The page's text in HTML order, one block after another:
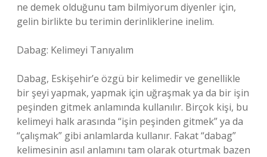
ne demek olduğunu tam bilmiyorum diyenler için,
gelin birlikte bu terimin derinliklerine inelim.
Dabag: Kelimeyi Tanıyalım
Dabag, Eskişehir’e özgü bir kelimedir ve genellikle
bir şeyi yapmak, yapmak için uğraşmak ya da bir işin
peşinden gitmek anlamında kullanılır. Birçok kişi, bu
kelimeyi halk arasında “işin peşinden gitmek” ya da
“çalışmak” gibi anlamlarda kullanır. Fakat “dabag”
kelimesinin asıl anlamını tam olarak oturtmak bazen